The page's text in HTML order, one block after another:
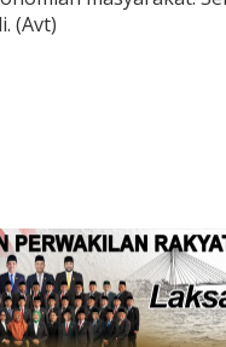
(Avt)